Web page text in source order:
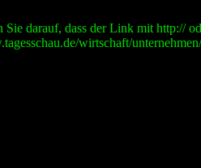
Sie darauf, dass der Link mit http://
wirtschaft/